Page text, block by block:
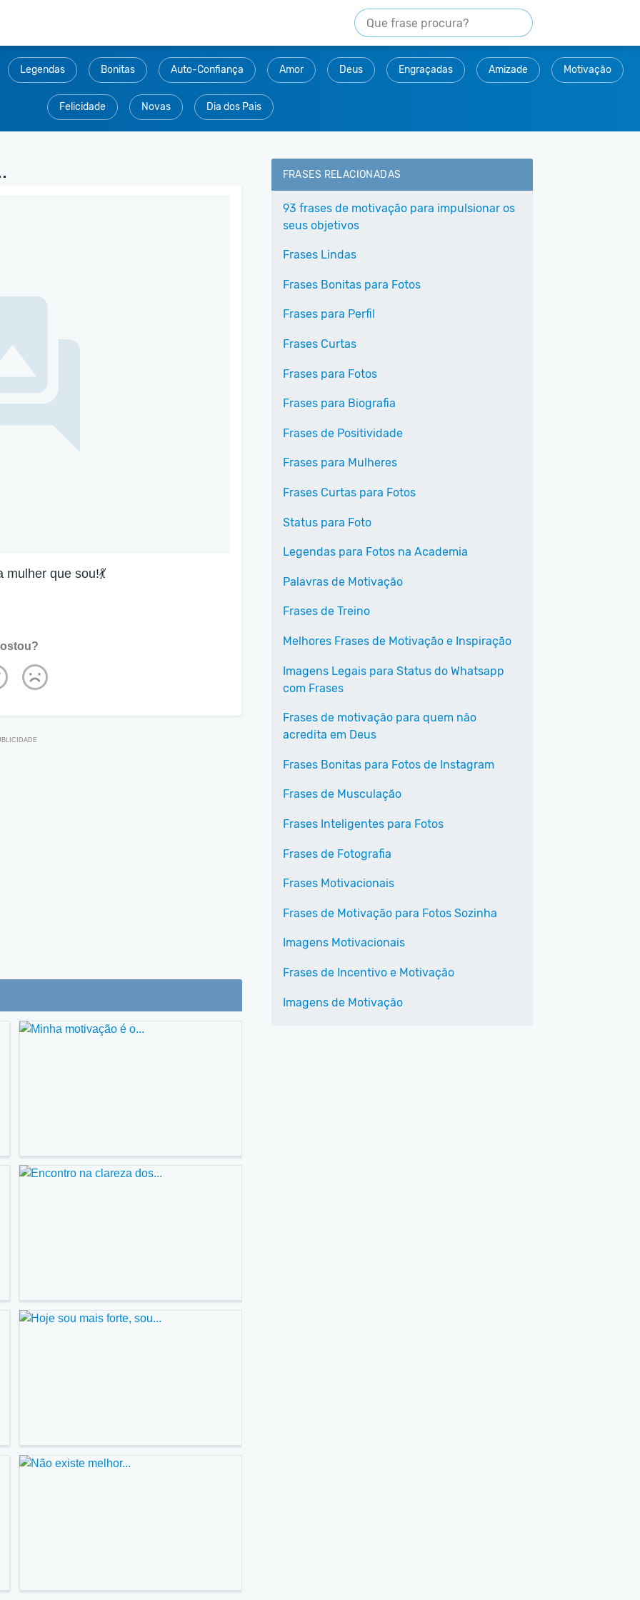
Legendas Bonitas Auto-Confiança Amor Deus Engraçadas Amizade Motivação
Felicidade Novas Dia dos Pais
que sou!💃
FRASES RELACIONADAS
93 frases de motivação para impulsionar os
seus objetivos
Frases Lindas
Frases Bonitas para Fotos
Frases para Perfil
Frases Curtas
Frases para Fotos
Frases para Biografia
Frases de Positividade
Frases para Mulheres
Frases Curtas para Fotos
Status para Foto
Legendas para Fotos na Academia
Palavras de Motivação
Frases de Treino
Melhores Frases de Motivação e Inspiração
Imagens Legais para Status do Whatsapp
com Frases
Frases de motivação para quem não
acredita em Deus
Frases Bonitas para Fotos de Instagram
Frases de Musculação
Frases Inteligentes para Fotos
Frases de Fotografia
Frases Motivacionais
Frases de Motivação para Fotos Sozinha
Imagens Motivacionais
Frases de Incentivo e Motivação
Imagens de Motivação